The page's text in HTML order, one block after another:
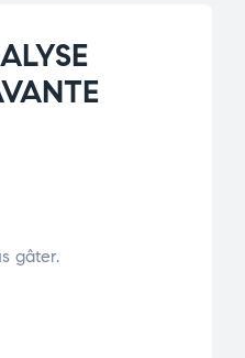
gâter.